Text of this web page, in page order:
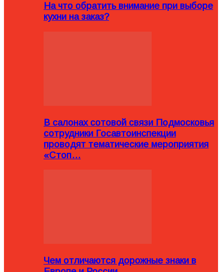
На что обратить внимание при выборе
кухни на заказ?
В салонах сотовой связи Подмосковья
сотрудники Госавтоинспекции
проводят тематические мероприятия
«Стоп…
Чем отличаются дорожные знаки в